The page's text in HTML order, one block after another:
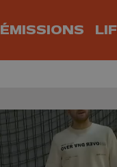
ÉMISSIONS